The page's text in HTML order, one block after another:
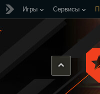
Игры Сервисы